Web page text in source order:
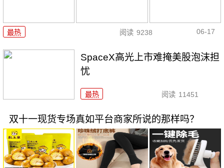
最热 阅读 9238 06-17
SpaceX高光上市难掩美股泡沫担
忧
最热 阅读 11451
双十一现货专场真如平台商家所说的那样吗？